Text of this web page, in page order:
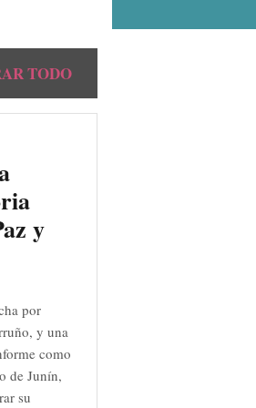
TODO
y
por
y una
como
de Junín,
su